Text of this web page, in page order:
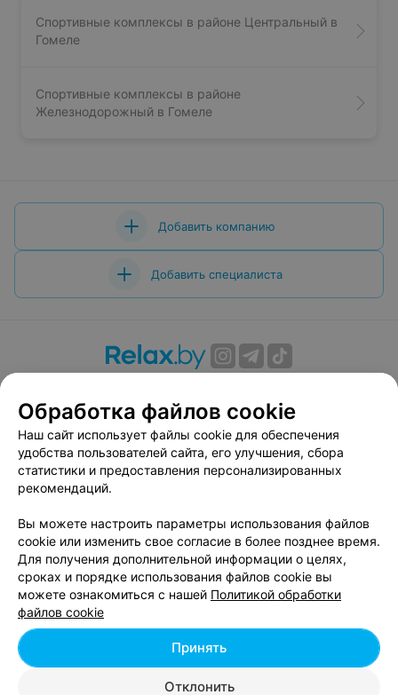
Спортивные комплексы в районе Центральный в
Гомеле
Спортивные комплексы в районе
Железнодорожный в Гомеле
Добавить компанию
Добавить специалиста
Вакансии
Публичный договор
Способы оплаты
Публичный договор по использованию сервиса
«Афиша»
Пользовательское соглашение
Связаться по вопросам сотрудничества
Написать руководителю relax.by
Персональные настройки cookie
Обработка персональных данных
© 2026 ООО «Артокс Лаб», УНП 191700409, регистрирующий орган -
| 220012, Республика Беларусь, г. Минск,
Обработка файлов cookie
Наш сайт использует файлы cookie для обеспечения
удобства пользователей сайта, его улучшения, сбора
статистики и предоставления персонализированных
рекомендаций.
Вы можете настроить параметры использования файлов
cookie или изменить свое согласие в более позднее время.
Для получения дополнительной информации о целях,
сроках и порядке использования файлов cookie вы
можете ознакомиться с нашей Политикой обработки
файлов cookie
Отклонить
Принять